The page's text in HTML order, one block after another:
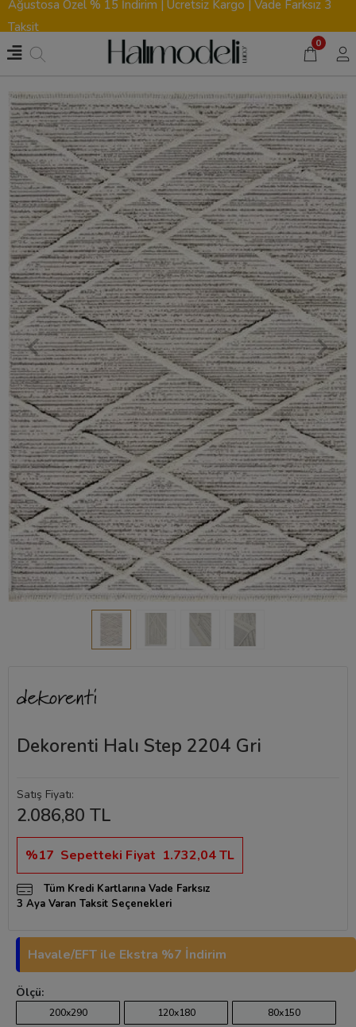
Ağustosa Özel % 15 İndirim | Ücretsiz Kargo | Vade Farksız 3
Taksit
0
Dekorenti Halı Step 2204 Gri
Satış Fiyatı:
2.086,80 TL
%17 Sepetteki Fiyat 1.732,04 TL
Tüm Kredi Kartlarına Vade Farksız
3 Aya Varan Taksit Seçenekleri
Havale/EFT ile Ekstra %7 İndirim
Ölçü:
200x290 120x180 80x150